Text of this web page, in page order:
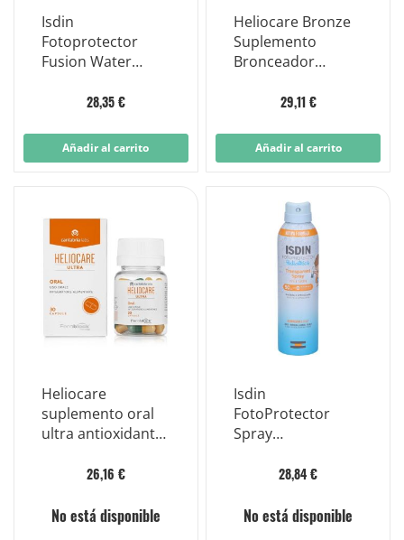
Isdin
Fotoprotector
Fusion Water
Fotoprotector
Spf50
28,35 €
Añadir al carrito
Heliocare Bronze
Suplemento
Bronceador
Cápsulas29,11 €
Añadir al carrito
Heliocare
suplemento oral
ultra antioxidante
26,16 €
No está disponible
Isdin
FotoProtector
Spray
Húmeda Pediatría
28,84 €
No está disponible